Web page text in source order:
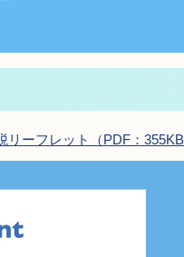
リーフレット（PDF：